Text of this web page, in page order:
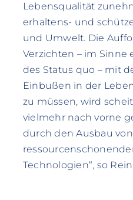
Lebensqualität
erhaltens- und
und Umwelt. Die
Verzichten – im Sinne
des Status quo – mit
Einbußen in der
zu müssen, wird
vielmehr nach vorne
durch den Ausbau von
Technologien“, so